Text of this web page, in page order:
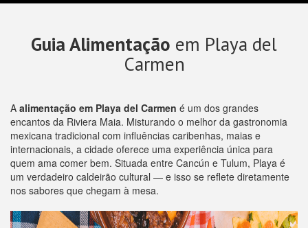
Guia Alimentação em Playa del
Carmen
A alimentação em Playa del Carmen é um dos grandes
encantos da Riviera Maia. Misturando o melhor da gastronomia
mexicana tradicional com influências caribenhas, maias e
internacionais, a cidade oferece uma experiência única para
quem ama comer bem. Situada entre Cancún e Tulum, Playa é
um verdadeiro caldeirão cultural — e isso se reflete diretamente
nos sabores que chegam à mesa.